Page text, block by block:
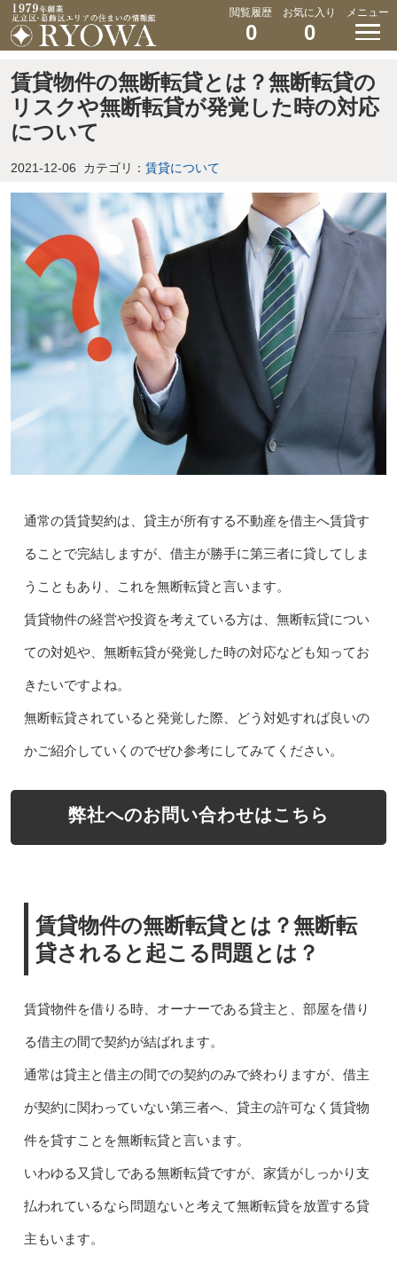
閲覧履歴
0
お気に入り
0
メニュー
賃貸物件の無断転貸とは？無断転貸の
リスクや無断転貸が発覚した時の対応
について
2021-12-06 カテゴリ： 賃貸について
通常の賃貸契約は、貸主が所有する不動産を借主へ賃貸す
ることで完結しますが、借主が勝手に第三者に貸してしま
うこともあり、これを無断転貸と言います。
賃貸物件の経営や投資を考えている方は、無断転貸につい
ての対処や、無断転貸が発覚した時の対応なども知ってお
きたいですよね。
無断転貸されていると発覚した際、どう対処すれば良いの
かご紹介していくのでぜひ参考にしてみてください。
弊社へのお問い合わせはこちら
賃貸物件の無断転貸とは？無断転
貸されると起こる問題とは？
賃貸物件を借りる時、オーナーである貸主と、部屋を借り
る借主の間で契約が結ばれます。
通常は貸主と借主の間での契約のみで終わりますが、借主
が契約に関わっていない第三者へ、貸主の許可なく賃貸物
件を貸すことを無断転貸と言います。
いわゆる又貸しである無断転貸ですが、家賃がしっかり支
払われているなら問題ないと考えて無断転貸を放置する貸
主もいます。